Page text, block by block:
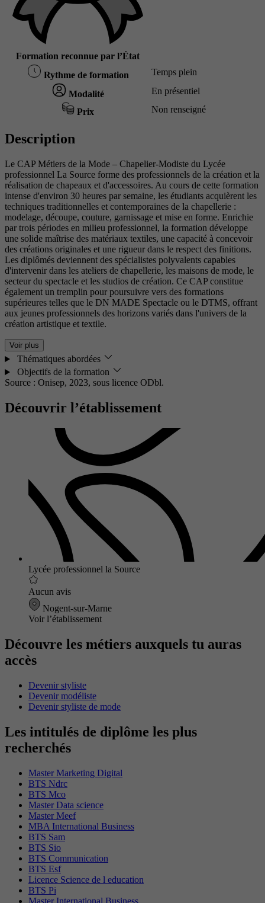
Formation reconnue par l’État
Rythme de formation Temps plein
Modalité En présentiel
Prix Non renseigné
Description
Le CAP Métiers de la Mode – Chapelier-Modiste du Lycée
professionnel La Source forme des professionnels de la création et la
réalisation de chapeaux et d'accessoires. Au cours de cette formation
intense d'environ 30 heures par semaine, les étudiants acquièrent les
techniques traditionnelles et contemporaines de la chapellerie :
modelage, découpe, couture, garnissage et mise en forme. Enrichie
par trois périodes en milieu professionnel, la formation développe
une solide maîtrise des matériaux textiles, une capacité à concevoir
des créations originales et une rigueur dans le respect des finitions.
Les diplômés deviennent des spécialistes polyvalents capables
d'intervenir dans les ateliers de chapellerie, les maisons de mode, le
secteur du spectacle et les studios de création. Ce CAP constitue
également un tremplin pour poursuivre vers des formations
supérieures telles que le DN MADE Spectacle ou le DTMS, offrant
aux jeunes professionnels des horizons variés dans l'univers de la
création artistique et textile.
Voir plus
Thématiques abordées
Objectifs de la formation
Source : Onisep, 2023, sous licence ODbl.
Découvrir l’établissement
Lycée professionnel la Source
Aucun avis
Nogent-sur-Marne
Voir l’établissement
Découvre les métiers auxquels tu auras
accès
Devenir styliste
Devenir modéliste
Devenir styliste de mode
Les intitulés de diplôme les plus
recherchés
Master Marketing Digital
BTS Ndrc
BTS Mco
Master Data science
Master Meef
MBA International Business
BTS Sam
BTS Sio
BTS Communication
BTS Esf
Licence Science de l education
BTS Pi
Master International Business